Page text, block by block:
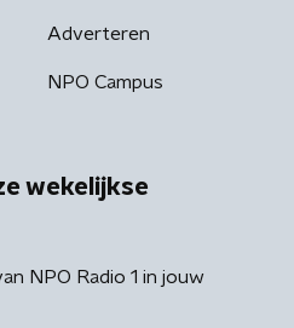
Adverteren
NPO Campus
wekelijkse
NPO Radio 1 in jouw